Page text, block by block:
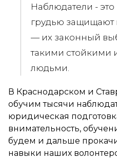
Наблюдатели -
грудью защищают
— их законный
такими
людьми.
В Краснодарском и
обучим тысячи
юридическая
внимательность,
будем и дальше
навыки наших